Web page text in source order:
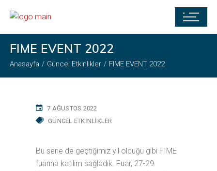
FIME EVENT 2022
Anasayfa Güncel Etkinlikler FIME EVENT 2022
7 AĞUSTOS 2022
GÜNCEL ETKINLIKLER
Bu sene de geçtiğimiz yıl olduğu gibi FIME
fuarına katılım sağladık. Fuar, 27-29